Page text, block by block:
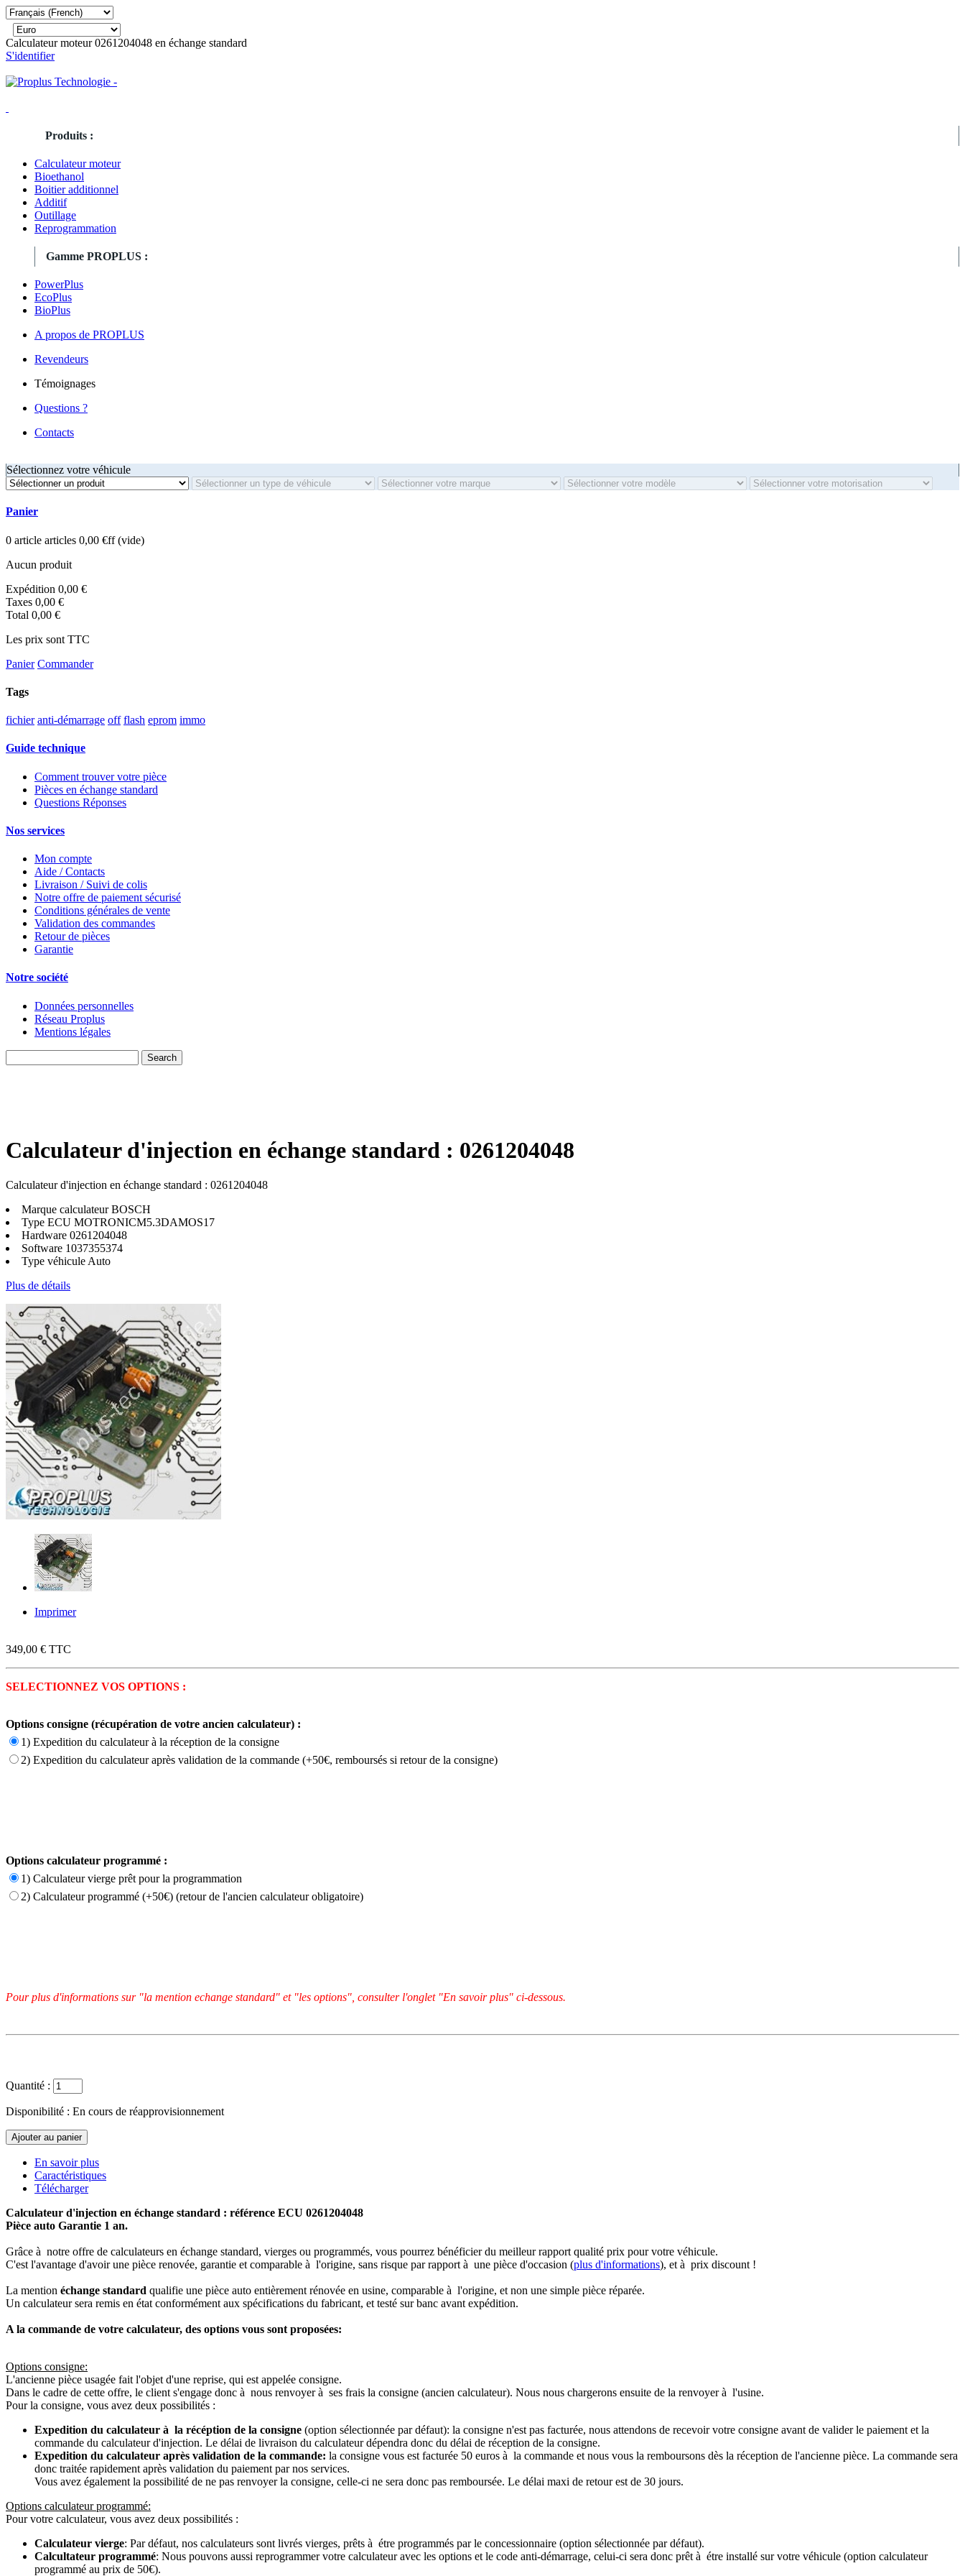
Calculateur moteur 0261204048 en échange standard
S'identifier
Produits :
Calculateur moteur
Bioethanol
Boitier additionnel
Additif
Outillage
Reprogrammation
Gamme PROPLUS :
PowerPlus
EcoPlus
BioPlus
A propos de PROPLUS
Revendeurs
Témoignages
Questions ?
Contacts
Sélectionnez votre véhicule
Panier
0 article articles 0,00 €ff (vide)
Aucun produit
Expédition 0,00 €
Taxes 0,00 €
Total 0,00 €
Les prix sont TTC
Panier Commander
Tags
fichier anti-démarrage off flash eprom immo
Guide technique
Comment trouver votre pièce
Pièces en échange standard
Questions Réponses
Nos services
Mon compte
Aide / Contacts
Livraison / Suivi de colis
Notre offre de paiement sécurisé
Conditions générales de vente
Validation des commandes
Retour de pièces
Garantie
Notre société
Données personnelles
Réseau Proplus
Mentions légales
Calculateur d'injection en échange standard : 0261204048
Calculateur d'injection en échange standard : 0261204048
Marque calculateurBOSCH
Type ECU MOTRONICM5.3DAMOS17
Hardware 0261204048
Software 1037355374
Type véhicule Auto
Plus de détails
Imprimer
349,00 € TTC
SELECTIONNEZ VOS OPTIONS :
Options consigne (récupération de votre ancien calculateur) :
1) Expedition du calculateur à la réception de la consigne
2) Expedition du calculateur après validation de la commande (+50€, remboursés si retour de la consigne)
Options calculateur programmé :
1) Calculateur vierge prêt pour la programmation
2) Calculateur programmé (+50€) (retour de l'ancien calculateur obligatoire)
Pour plus d'informations sur "la mention echange standard" et "les options", consulter l'onglet "En savoir plus" ci-dessous.
Quantité :
Disponibilité : En cours de réapprovisionnement
En savoir plus
Caractéristiques
Télécharger
Calculateur d'injection en échange standard : référence ECU 0261204048
Pièce auto Garantie 1 an.
Grâce à notre offre de calculateurs en échange standard, vierges ou programmés, vous pourrez bénéficier du meilleur rapport qualité prix pour votre véhicule.
C'est l'avantage d'avoir une pièce renovée, garantie et comparable à l'origine, sans risque par rapport à une pièce d'occasion (plus d'informations), et à prix discount !
La mention échange standard qualifie une pièce auto entièrement rénovée en usine, comparable à l'origine, et non une simple pièce réparée.
Un calculateur sera remis en état conformément aux spécifications du fabricant, et testé sur banc avant expédition.
A la commande de votre calculateur, des options vous sont proposées:
Options consigne:
L'ancienne pièce usagée fait l'objet d'une reprise, qui est appelée consigne.
Dans le cadre de cette offre, le client s'engage donc à nous renvoyer à ses frais la consigne (ancien calculateur). Nous nous chargerons ensuite de la renvoyer à l'usine.
Pour la consigne, vous avez deux possibilités :
Expedition du calculateur à la récéption de la consigne (option sélectionnée par défaut): la consigne n'est pas facturée, nous attendons de recevoir votre consigne avant de valider le paiement et la
commande du calculateur d'injection. Le délai de livraison du calculateur dépendra donc du délai de réception de la consigne.
Expedition du calculateur après validation de la commande: la consigne vous est facturée 50 euros à la commande et nous vous la remboursons dès la réception de l'ancienne pièce. La commande sera
donc traitée rapidement après validation du paiement par nos services.
Vous avez également la possibilité de ne pas renvoyer la consigne, celle-ci ne sera donc pas remboursée. Le délai maxi de retour est de 30 jours.
Options calculateur programmé:
Pour votre calculateur, vous avez deux possibilités :
Calculateur vierge: Par défaut, nos calculateurs sont livrés vierges, prêts à étre programmés par le concessionnaire (option sélectionnée par défaut).
Calcultateur programmé: Nous pouvons aussi reprogrammer votre calculateur avec les options et le code anti-démarrage, celui-ci sera donc prêt à étre installé sur votre véhicule (option calculateur
programmé au prix de 50€).